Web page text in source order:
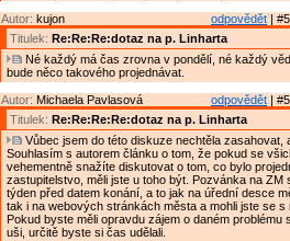
odpovědět |
Autor: kujon
Titulek: Re:Re:Re:dotaz na p. Linharta
Né každý má čas zrovna v pondělí, né každý
bude něco takového projednávat.
odpovědět |
Autor: Michaela Pavlasová
Titulek: Re:Re:Re:Re:dotaz na p. Linharta
Vůbec jsem do této diskuze nechtěla zasahovat,
Souhlasím s autorem článku o tom, že pokud se
vehementně snažíte diskutovat o tom, co bylo
zastupitelstvo, měli jste u toho být. Pozvánka na ZM
týden před datem konání, a to jak na úřední desce
tak i na webových stránkách města a mohli jste se s
Pokud byste měli opravdu zájem o daném problému
uši, určitě byste si čas udělali.